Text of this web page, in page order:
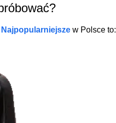
Najpopularniejszew Polsce to: